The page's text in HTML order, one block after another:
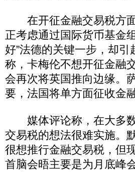
在开征金融交易税方面
正考虑通过国际货币基金
好”法德的关键一步，却
称，卡梅伦不想开征金融
会再次将英国推向边缘。
要，法国将单方面征收金
媒体评论称，在大多数
交易税的想法很难实施。
很想推行金融交易税，但
首脑会晤主要是为月底峰